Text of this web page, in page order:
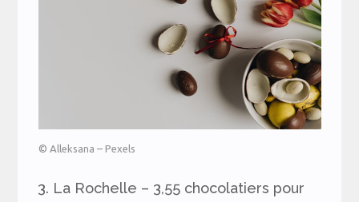
© Alleksana – Pexels
3. La Rochelle – 3,55 chocolatiers pour